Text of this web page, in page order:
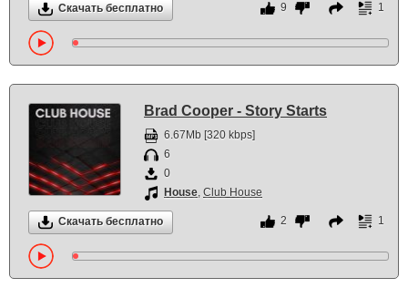
Скачать бесплатно 9 1
Brad Cooper - Story Starts
6.67Mb [320 kbps]
6
0
House, Club House
Скачать бесплатно 2 1